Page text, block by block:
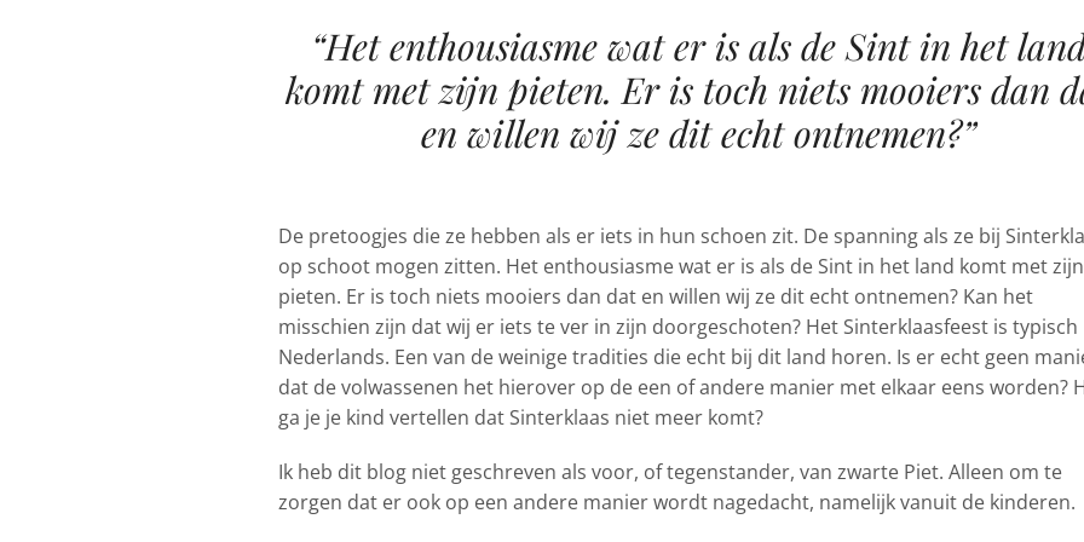
“Het enthousiasme wat er is als de Sint in het
komt met zijn pieten. Er is toch niets mooiers dan
en willen wij ze dit echt ontnemen?”
De pretoogjes die ze hebben als er iets in hun schoen zit. De spanning als ze bij
op schoot mogen zitten. Het enthousiasme wat er is als de Sint in het land komt met zijn
pieten. Er is toch niets mooiers dan dat en willen wij ze dit echt ontnemen? Kan het
misschien zijn dat wij er iets te ver in zijn doorgeschoten? Het Sinterklaasfeest is typisch
Nederlands. Een van de weinige tradities die echt bij dit land horen. Is er echt geen
dat de volwassenen het hierover op de een of andere manier met elkaar eens worden?
ga je je kind vertellen dat Sinterklaas niet meer komt?
Ik heb dit blog niet geschreven als voor, of tegenstander, van zwarte Piet. Alleen om te
zorgen dat er ook op een andere manier wordt nagedacht, namelijk vanuit de kinderen.